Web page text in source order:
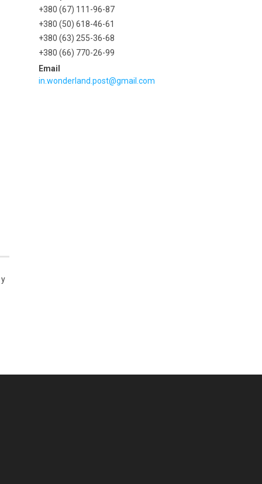
+380 (67) 111-96-87
+380 (50) 618-46-61
+380 (63) 255-36-68
+380 (66) 770-26-99
in.wonderland.post@gmail.com